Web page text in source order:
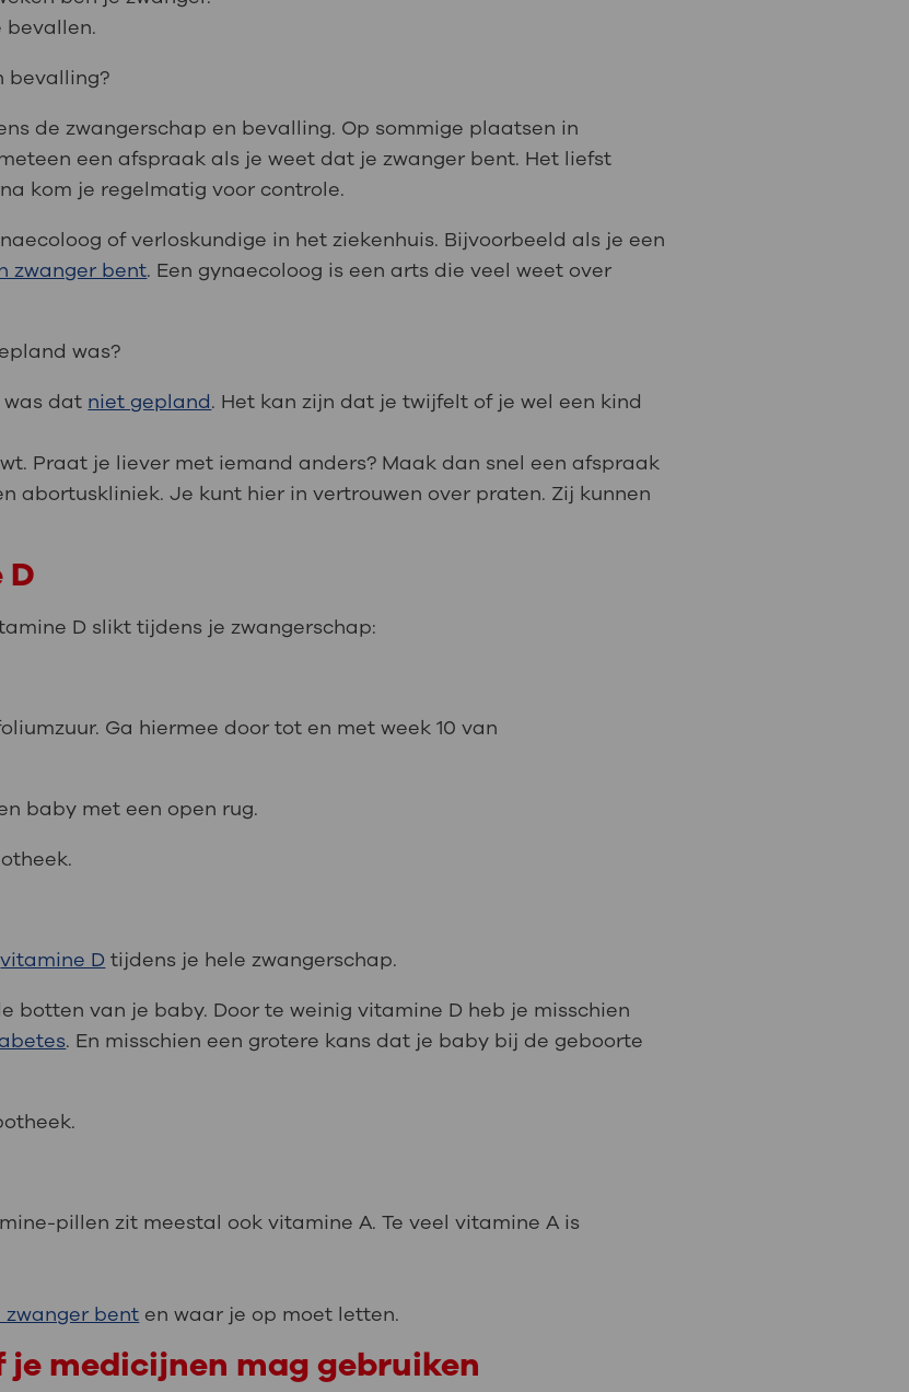
bevallen.
bevalling?
de zwangerschap en bevalling. Op sommige plaatsen in
een afspraak als je weet dat je zwanger bent. Het liefst
kom je regelmatig voor controle.
of verloskundige in het ziekenhuis. Bijvoorbeeld als je een
zwanger bent. Een gynaecoloog is een arts die veel weet over
was?
was dat niet gepland. Het kan zijn dat je twijfelt of je wel een kind
Praat je liever met iemand anders? Maak dan snel een afspraak
abortuskliniek. Je kunt hier in vertrouwen over praten. Zij kunnen
D slikt tijdens je zwangerschap:
Ga hiermee door tot en met week 10 van
baby met een open rug.
vitamine D tijdens je hele zwangerschap.
botten van je baby. Door te weinig vitamine D heb je misschien
. En misschien een grotere kans dat je baby bij de geboorte
pillen zit meestal ook vitamine A. Te veel vitamine A is
zwanger bent en waar je op moet letten.
je medicijnen mag gebruiken